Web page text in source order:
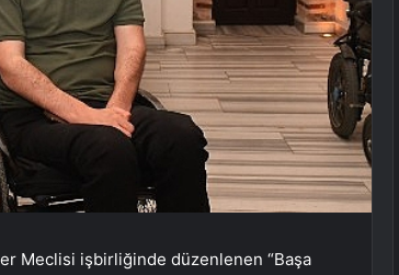
Meclisi işbirliğinde düzenlenen “Başa